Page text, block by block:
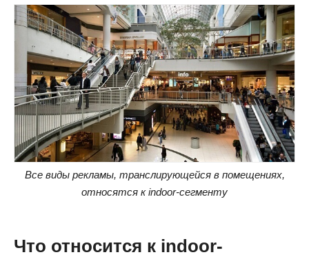
Все виды рекламы, транслирующейся в помещениях,
относятся к indoor-сегменту
Что относится к indoor-